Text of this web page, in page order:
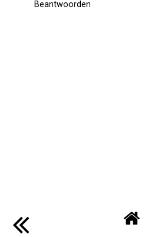
Pretty!!! Vind die kleur van